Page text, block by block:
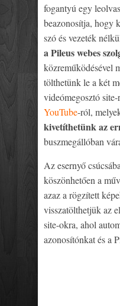
fogantyú egy
beazonosítja, hogy
szó és vezeték
a Pileus webes
közreműködésével
tölthetünk le a két
videómegosztó site-
YouTube-ról,
kivetíthetünk az
buszmegállóban
Az esernyő
köszönhetően a
azaz a rögzített
visszatölthetjük az
site-okra, ahol
azonosítónkat és a